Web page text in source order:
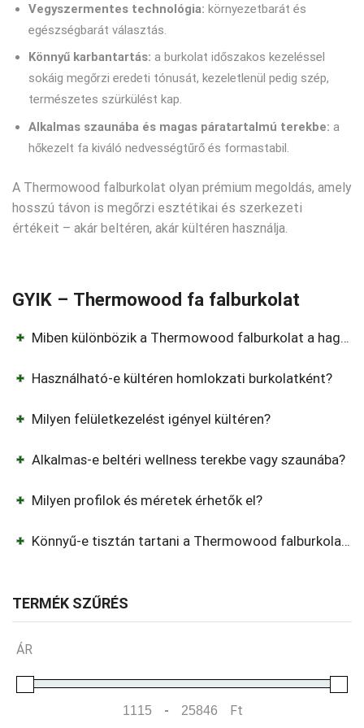
Vegyszermentes technológia: környezetbarát és
egészségbarát választás.
Könnyű karbantartás: a burkolat időszakos kezeléssel
sokáig megőrzi eredeti tónusát, kezeletlenül pedig szép,
természetes szürkülést kap.
Alkalmas szaunába és magas páratartalmú terekbe: a
hőkezelt fa kiváló nedvességtűrő és formastabil.
A Thermowood falburkolat olyan prémium megoldás, amely
hosszú távon is megőrzi esztétikai és szerkezeti
értékeit – akár beltéren, akár kültéren használja.
GYIK – Thermowood fa falburkolat
Miben különbözik a Thermowood falburkolat a hagyományos fenyő- vagy keményfa burkolattól?
Használható-e kültéren homlokzati burkolatként?
Milyen felületkezelést igényel kültéren?
Alkalmas-e beltéri wellness terekbe vagy szaunába?
Milyen profilok és méretek érhetők el?
Könnyű-e tisztán tartani a Thermowood falburkolatot?
TERMÉK SZŰRÉS
ÁR
Minimum Price
-
Maximum Price
Ft